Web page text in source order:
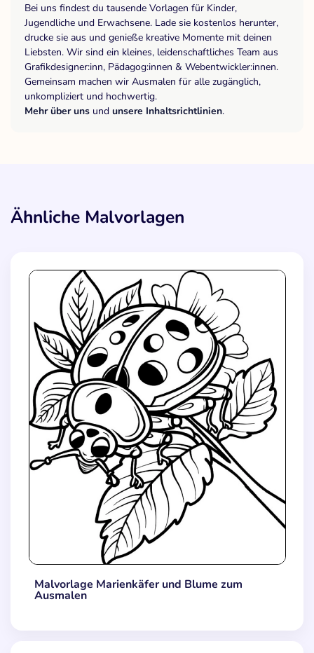
Bei uns findest du tausende Vorlagen für Kinder,
Jugendliche und Erwachsene. Lade sie kostenlos herunter,
drucke sie aus und genieße kreative Momente mit deinen
Liebsten. Wir sind ein kleines, leidenschaftliches Team aus
Grafikdesigner:inn, Pädagog:innen & Webentwickler:innen.
Gemeinsam machen wir Ausmalen für alle zugänglich,
unkompliziert und hochwertig.
Mehr über uns und unsere Inhaltsrichtlinien.
Ähnliche Malvorlagen
Malvorlage Marienkäfer und Blume zum
Ausmalen